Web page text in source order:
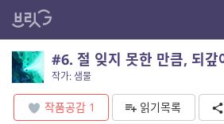
#6. 절 잊지 못한 만큼, 되갚
작가: 샘물
작품공감 1 읽기목록